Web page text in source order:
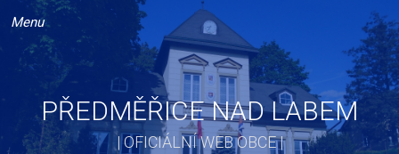
Menu
PŘEDMĚŘICE NAD LABEM
| OFICIÁLNÍ WEB OBCE |